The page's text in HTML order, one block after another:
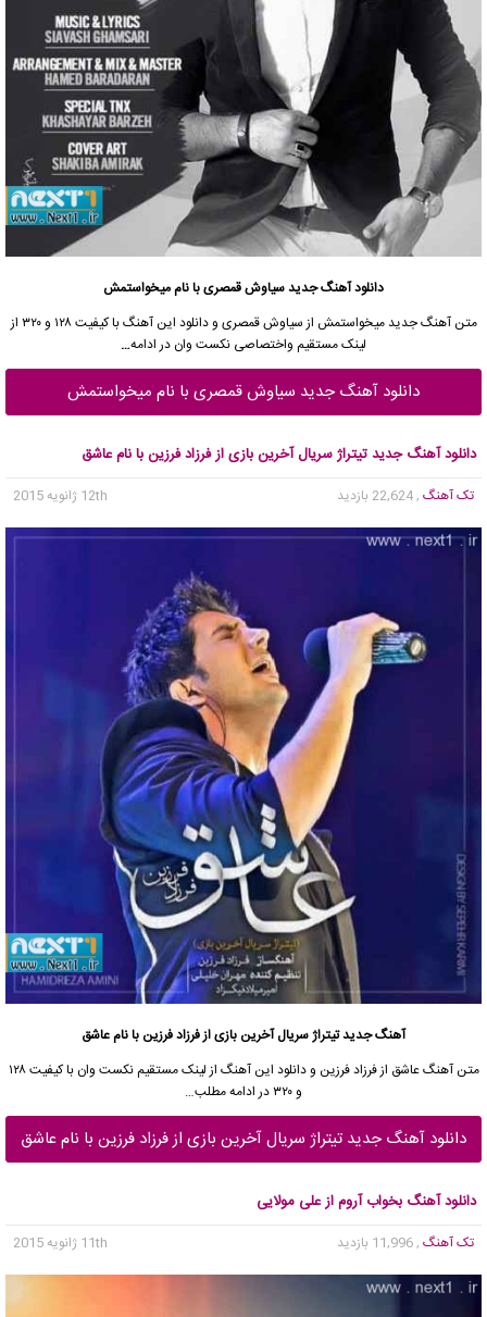
دانلود آهنگ جدید سیاوش قمصری با نام میخواستمش
متن آهنگ جدید میخواستمش از سیاوش قمصری و دانلود این آهنگ با کیفیت ۱۲۸ و ۳۲۰ از
لینک مستقیم واختصاصی نکست وان در ادامه…
دانلود آهنگ جدید سیاوش قمصری با نام میخواستمش
دانلود آهنگ جدید تیتراژ سریال آخرین بازی از فرزاد فرزین با نام عاشق
تک آهنگ , 22,624 بازدید 12th ژانویه 2015
آهنگ جدید تیتراژ سریال آخرین بازی از فرزاد فرزین با نام عاشق
متن آهنگ عاشق از فرزاد فرزین و دانلود این آهنگ از لینک مستقیم نکست وان با کیفیت ۱۲۸
و ۳۲۰ در ادامه مطلب…
دانلود آهنگ جدید تیتراژ سریال آخرین بازی از فرزاد فرزین با نام عاشق
دانلود آهنگ بخواب آروم از علی مولایی
تک آهنگ , 11,996 بازدید 11th ژانویه 2015